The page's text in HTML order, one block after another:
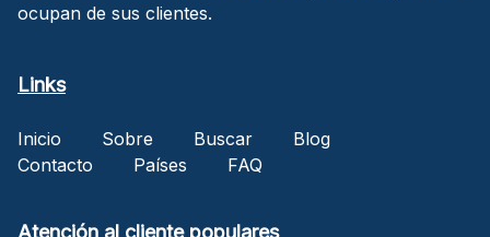
ocupan de sus clientes.
Links
Inicio Sobre Buscar
Blog
Contacto
Países FAQ
Atención al cliente populares